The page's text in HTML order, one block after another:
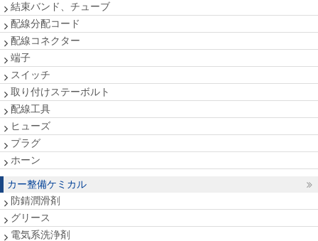
結束バンド、チューブ
配線分配コード
配線コネクター
端子
スイッチ
取り付けステーボルト
配線工具
ヒューズ
プラグ
ホーン
カー整備ケミカル
防錆潤滑剤
グリース
電気系洗浄剤